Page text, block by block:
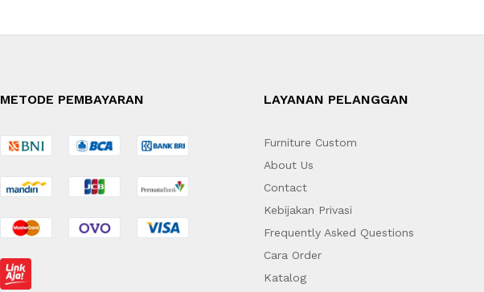
METODE PEMBAYARAN LAYANAN PELANGGAN
Furniture Custom
About Us
Contact
Kebijakan Privasi
Frequently Asked Questions
Cara Order
Katalog